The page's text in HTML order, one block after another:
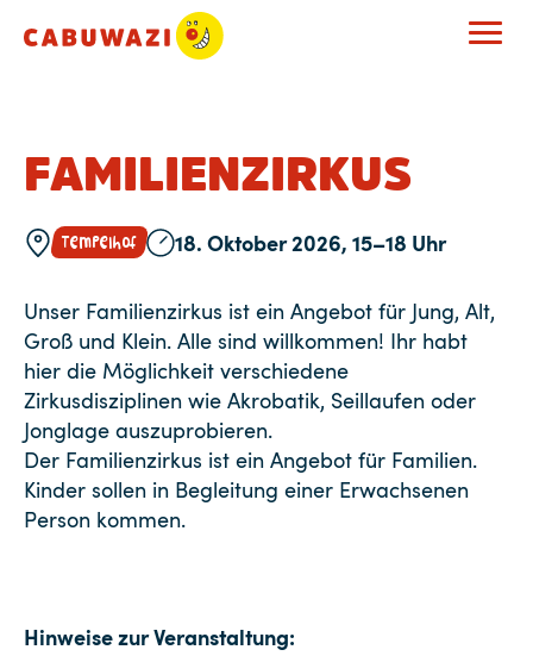
FAMILIENZIRKUS
Tempelhof 18. Oktober 2026, 15–18 Uhr
Unser Familienzirkus ist ein Angebot für Jung, Alt,
Groß und Klein. Alle sind willkommen! Ihr habt
hier die Möglichkeit verschiedene
Zirkusdisziplinen wie Akrobatik, Seillaufen oder
Jonglage auszuprobieren.
Der Familienzirkus ist ein Angebot für Familien.
Kinder sollen in Begleitung einer Erwachsenen
Person kommen.
Hinweise zur Veranstaltung: